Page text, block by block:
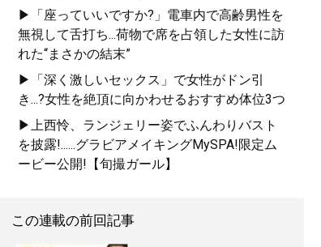
▶「座っていいですか?」電車内で高齢男性を
無視して舌打ち...荷物で席を占領した女性に訪
れた“まさかの結末”
▶「深く激しいセックス」で女性がドン引
き...?女性を絶頂に向かわせるおすすめ体位3つ
▶上西怜、ランジェリー姿でふんわりバスト
を披露!......グラビアメイキングMySPA!限定ム
ービー公開!【旬撮ガール】
この連載の前回記事